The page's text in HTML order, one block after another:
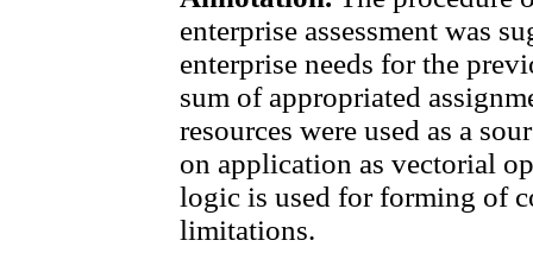
enterprise assessment was
enterprise needs for the
sum of appropriated
resources were used as a
on application as vectorial
logic is used for forming of
limitations.